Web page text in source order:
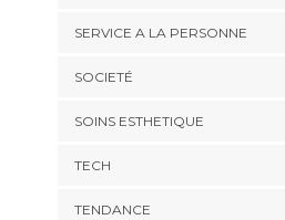
SERVICE A LA PERSONNE
SOCIETÉ
SOINS ESTHETIQUE
TECH
TENDANCE